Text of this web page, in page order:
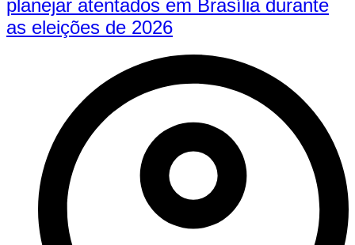
planejar atentados em Brasília durante
as eleições de 2026